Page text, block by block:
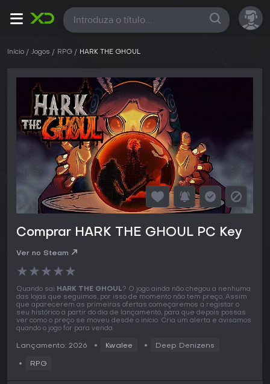
Todas
Início Jogos RPG HARK THE GHOUL
Comprar HARK THE GHOUL PC Key
Ver no Steam
★★★★★
Quando sai HARK THE GHOUL? O jogo ainda não chegou a nenhuma
das lojas que seguimos, por isso de momento não tem preço. Assim
que aparecerem as primeiras ofertas começaremos a registar o
seu histórico a partir do dia de lançamento, para que depois possas
ver como o preço se moveu desde o início. Cria um alerta e avisamos
quando o jogo for para venda.
Lançamento: 2026 Kwalee Deep Denizens
RPG